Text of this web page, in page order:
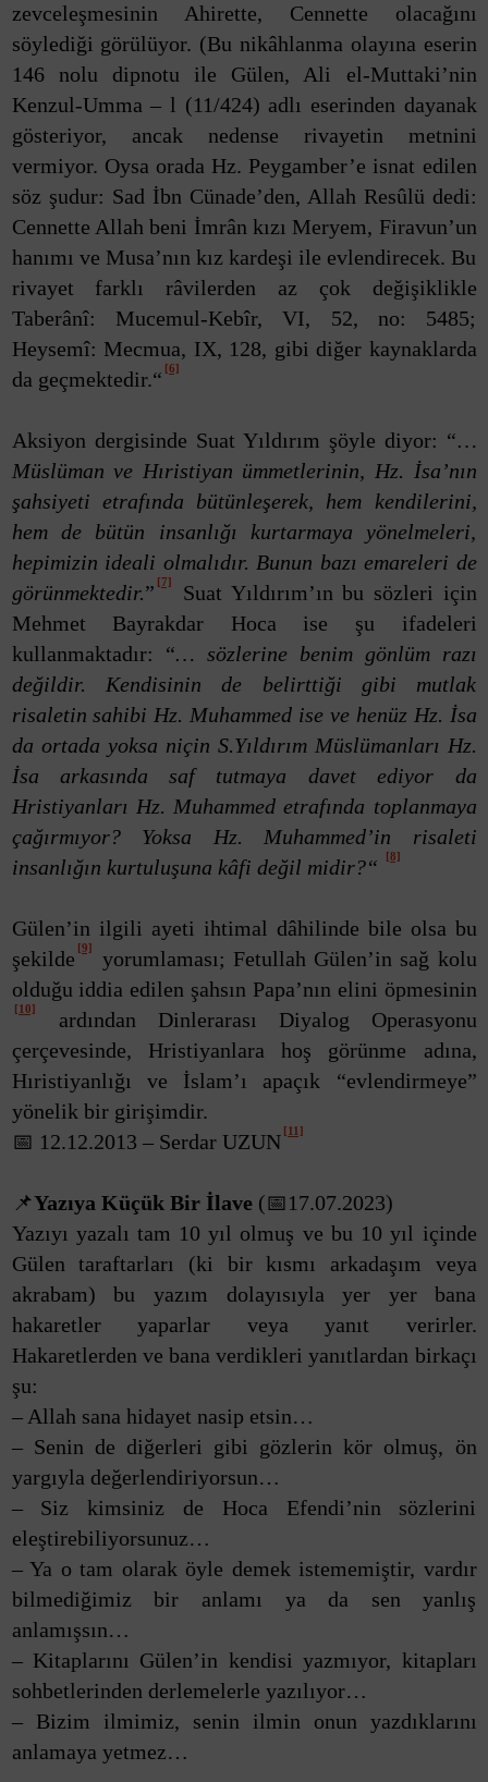
zevceleşmesinin Ahirette, Cennette olacağını
söylediği görülüyor. (Bu nikâhlanma olayına eserin
146 nolu dipnotu ile Gülen, Ali el-Muttaki’nin
Kenzul-Umma – l (11/424) adlı eserinden dayanak
gösteriyor, ancak nedense rivayetin metnini
vermiyor. Oysa orada Hz. Peygamber’e isnat edilen
söz şudur: Sad İbn Cünade’den, Allah Resûlü dedi:
Cennette Allah beni İmrân kızı Meryem, Firavun’un
hanımı ve Musa’nın kız kardeşi ile evlendirecek. Bu
rivayet farklı râvilerden az çok değişiklikle
Taberânî: Mucemul-Kebîr, VI, 52, no: 5485;
Heysemî: Mecmua, IX, 128, gibi diğer kaynaklarda
da geçmektedir.“ [6]
Aksiyon dergisinde Suat Yıldırım şöyle diyor: “…
Müslüman ve Hıristiyan ümmetlerinin, Hz. İsa’nın
şahsiyeti etrafında bütünleşerek, hem kendilerini,
hem de bütün insanlığı kurtarmaya yönelmeleri,
hepimizin ideali olmalıdır. Bunun bazı emareleri de
görünmektedir.” [7]
Suat Yıldırım’ın bu sözleri için
Mehmet Bayrakdar Hoca ise şu ifadeleri
kullanmaktadır: “… sözlerine benim gönlüm razı
değildir. Kendisinin de belirttiği gibi mutlak
risaletin sahibi Hz. Muhammed ise ve henüz Hz. İsa
da ortada yoksa niçin S.Yıldırım Müslümanları Hz.
İsa arkasında saf tutmaya davet ediyor da
Hristiyanları Hz. Muhammed etrafında toplanmaya
çağırmıyor? Yoksa Hz. Muhammed’in risaleti
insanlığın kurtuluşuna kâfi değil midir?“
[8]
Gülen’in ilgili ayeti ihtimal dâhilinde bile olsa bu
şekilde [9]
yorumlaması; Fetullah Gülen’in sağ kolu
olduğu iddia edilen şahsın Papa’nın elini öpmesinin
[10]
ardından Dinlerarası Diyalog Operasyonu
çerçevesinde, Hristiyanlara hoş görünme adına,
Hıristiyanlığı ve İslam’ı apaçık “evlendirmeye”
yönelik bir girişimdir.
📅 12.12.2013 – Serdar UZUN [11]
📌Yazıya Küçük Bir İlave(📅17.07.2023)
Yazıyı yazalı tam 10 yıl olmuş ve bu 10 yıl içinde
Gülen taraftarları (ki bir kısmı arkadaşım veya
akrabam) bu yazım dolayısıyla yer yer bana
hakaretler yaparlar veya yanıt verirler.
Hakaretlerden ve bana verdikleri yanıtlardan birkaçı
şu:
– Allah sana hidayet nasip etsin…
– Senin de diğerleri gibi gözlerin kör olmuş, ön
yargıyla değerlendiriyorsun…
– Siz kimsiniz de Hoca Efendi’nin sözlerini
eleştirebiliyorsunuz…
– Ya o tam olarak öyle demek istememiştir, vardır
bilmediğimiz bir anlamı ya da sen yanlış
anlamışsın…
– Kitaplarını Gülen’in kendisi yazmıyor, kitapları
sohbetlerinden derlemelerle yazılıyor…
– Bizim ilmimiz, senin ilmin onun yazdıklarını
anlamaya yetmez…